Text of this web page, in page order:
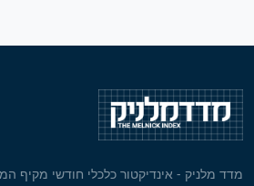
מדד מלניק - אינדיקטור כלכלי חודשי מקיף